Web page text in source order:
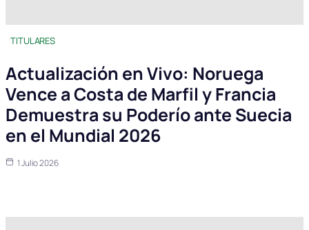
TITULARES
Actualización en Vivo: Noruega
Vence a Costa de Marfil y Francia
Demuestra su Poderío ante Suecia
en el Mundial 2026
1 Julio 2026